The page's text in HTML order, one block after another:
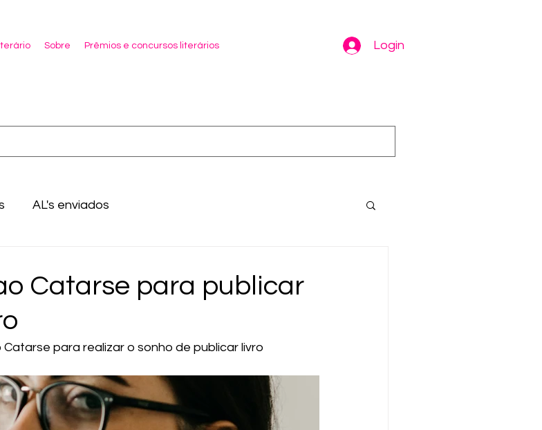
Sobre Prêmios e concursos literários Login
AL's enviados
Catarse para publicar
para realizar o sonho de publicar livro